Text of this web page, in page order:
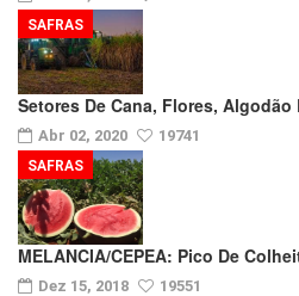
Setores De Cana, Flores,
Abr 02, 2020 19741
SAFRAS
MELANCIA/CEPEA: Pico De
Dez 15, 2018 19551
SAFRAS